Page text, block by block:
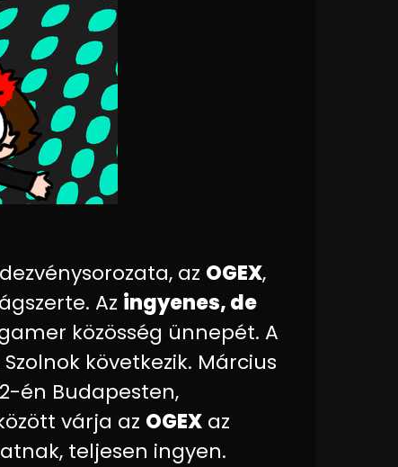
az OGEX,
Az ingyenes, de
közösség ünnepét. A
következik. Március
én Budapesten,
várja az OGEX az
teljesen ingyen.